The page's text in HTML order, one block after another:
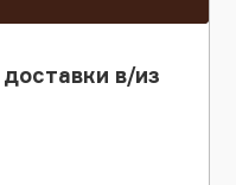
в/из